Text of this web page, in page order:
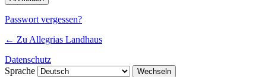
Passwort vergessen?
← Zu Allegrias Landhaus
Datenschutz
Sprache